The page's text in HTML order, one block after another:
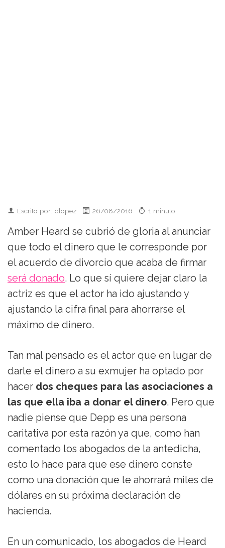
Escrito por: dlopez 26/08/2016 1 minuto
Amber Heard se cubrió de gloria al anunciar
que todo el dinero que le corresponde por
el acuerdo de divorcio que acaba de firmar
será donado. Lo que sí quiere dejar claro la
actriz es que el actor ha ido ajustando y
ajustando la cifra final para ahorrarse el
máximo de dinero.
Tan mal pensado es el actor que en lugar de
darle el dinero a su exmujer ha optado por
hacer dos cheques para las asociaciones a
las que ella iba a donar el dinero. Pero que
nadie piense que Depp es una persona
caritativa por esta razón ya que, como han
comentado los abogados de la antedicha,
esto lo hace para que ese dinero conste
como una donación que le ahorrará miles de
dólares en su próxima declaración de
hacienda.
En un comunicado, los abogados de Heard